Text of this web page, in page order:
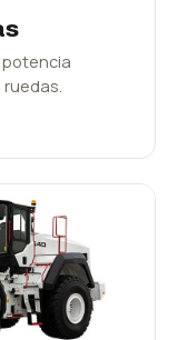
potencia
ruedas.